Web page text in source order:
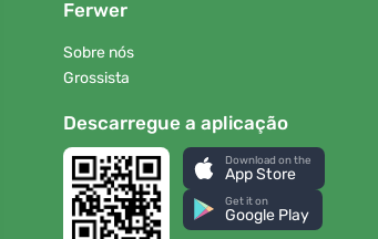
Ferwer
Sobre nós
Grossista
Descarregue a aplicação
Download on the
App Store
Get it on
Google Play